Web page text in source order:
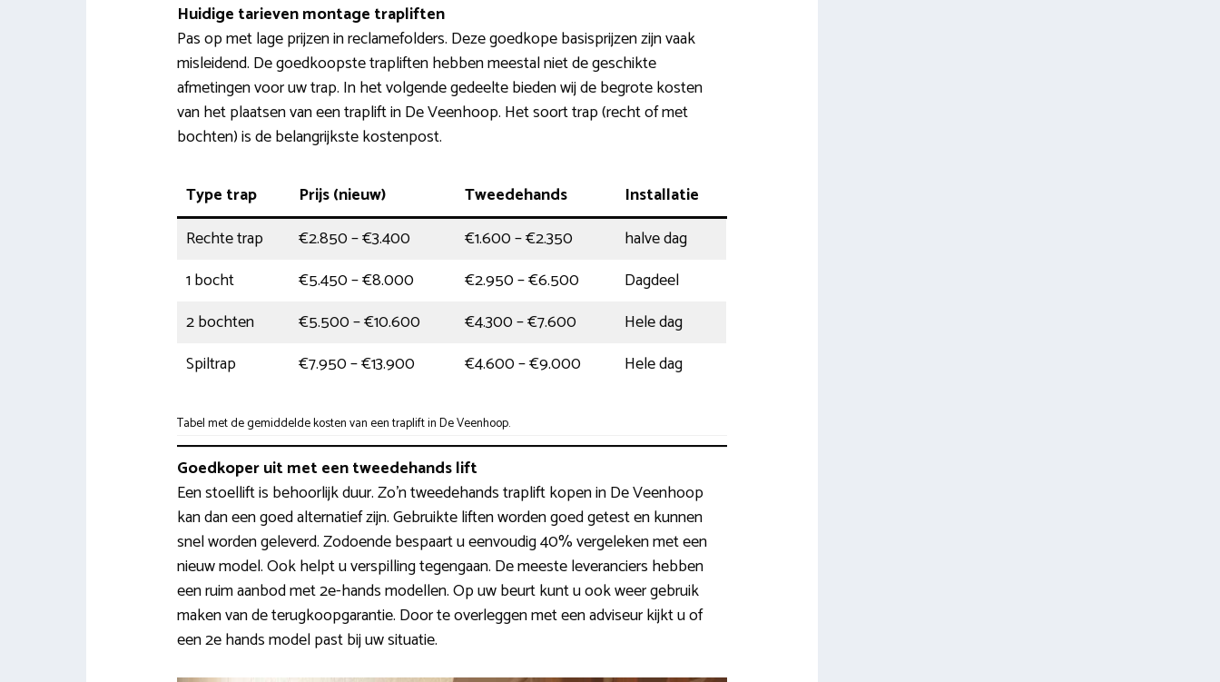
Huidige tarieven montage trapliften
Pas op met lage prijzen in reclamefolders. Deze goedkope basisprijzen zijn vaak
misleidend. De goedkoopste trapliften hebben meestal niet de geschikte
afmetingen voor uw trap. In het volgende gedeelte bieden wij de begrote kosten
van het plaatsen van een traplift in De Veenhoop. Het soort trap (recht of met
bochten) is de belangrijkste kostenpost.
Type trap Prijs (nieuw) Tweedehands
Installatie
Rechte trap
€2.850 – €3.400 €1.600 – €2.350
halve dag
1 bocht
€5.450 – €8.000 €2.950 – €6.500
Dagdeel
2 bochten
€5.500 – €10.600 €4.300 – €7.600
Hele dag
Spiltrap
€7.950 – €13.900 €4.600 – €9.000 Hele dag
Tabel met de gemiddelde kosten van een traplift in De Veenhoop.
Goedkoper uit met een tweedehands lift
Een stoellift is behoorlijk duur. Zo’n tweedehands traplift kopen in De Veenhoop
kan dan een goed alternatief zijn. Gebruikte liften worden goed getest en kunnen
snel worden geleverd. Zodoende bespaart u eenvoudig 40% vergeleken met een
nieuw model. Ook helpt u verspilling tegengaan. De meeste leveranciers hebben
een ruim aanbod met 2e-hands modellen. Op uw beurt kunt u ook weer gebruik
maken van de terugkoopgarantie. Door te overleggen met een adviseur kijkt u of
een 2e hands model past bij uw situatie.